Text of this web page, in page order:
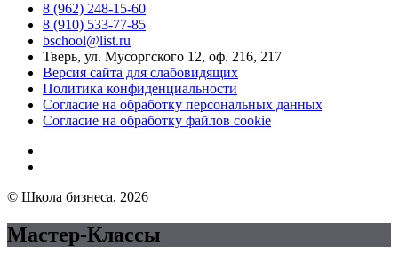
8 (962) 248-15-60
8 (910) 533-77-85
bschool@list.ru
Тверь, ул. Мусоргского 12, оф. 216, 217
Версия сайта для слабовидящих
Политика конфиденциальности
Согласие на обработку персональных данных
Согласие на обработку файлов cookie
© Школа бизнеса, 2026
Мастер-Классы